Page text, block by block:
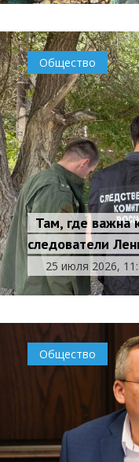
Общество
Там, где важна
следователи
25 июля 2026,
Общество